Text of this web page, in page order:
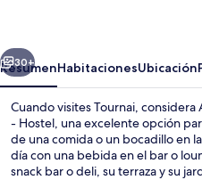
Tournai
-
Hostel
Siguiente
30+
ResumenHabitacionesUbicación
Cuando visites Tournai,
- Hostel, una excelente opción
de una comida o un bocadillo en
día con una bebida en el bar o
snack bar o deli, su terraza y su